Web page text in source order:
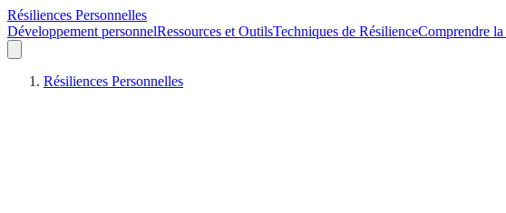
Résiliences Personnelles
Développement personnelRessources et OutilsTechniques de RésilienceComprendre
Résiliences Personnelles